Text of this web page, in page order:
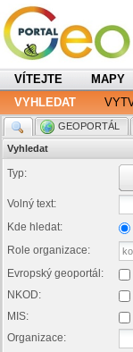
VÍTEJTE MAPY
VYHLEDAT
GEOPORTÁL
Vyhledat
Typ:
Volný text:
Kde hledat:
Role organizace:
Evropský geoportál:
NKOD:
MIS:
Organizace: